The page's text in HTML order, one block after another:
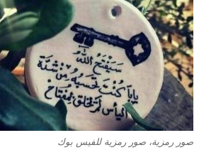
صور رمزية، صور رمزية للفيس بوك